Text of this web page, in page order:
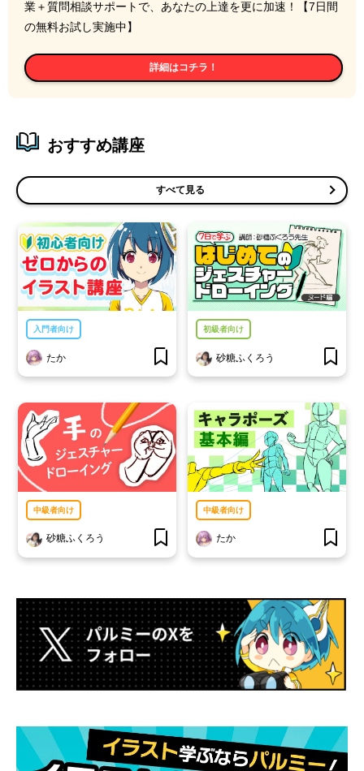
業＋質問相談サポートで、あなたの上達を更に加速！【7日間
の無料お試し実施中】
詳細はコチラ！
おすすめ講座
すべて見る
入門者向け
たか
初級者向け
砂糖ふくろう
中級者向け
砂糖ふくろう
中級者向け
たか